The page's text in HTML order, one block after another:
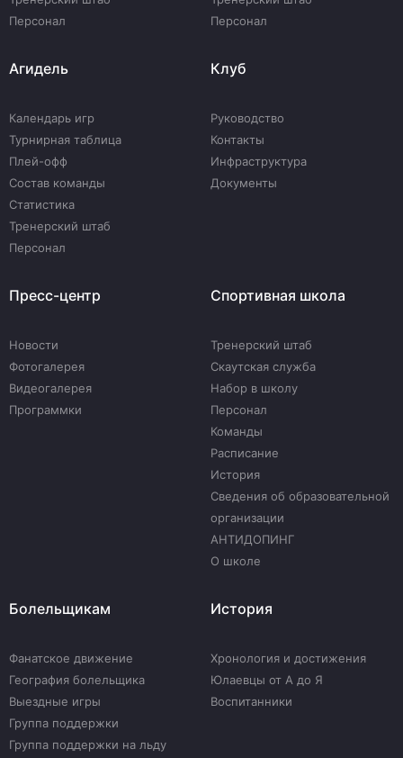
Персонал
Персонал
Агидель
Календарь игр
Турнирная таблица
Плей-офф
Состав команды
Статистика
Тренерский штаб
Персонал
Клуб
Руководство
Контакты
Инфраструктура
Документы
Пресс-центр
Новости
Фотогалерея
Видеогалерея
Программки
Спортивная школа
Тренерский штаб
Скаутская служба
Набор в школу
Персонал
Команды
Расписание
История
Сведения об образовательной
организации
АНТИДОПИНГ
О школе
Болельщикам
Фанатское движение
География болельщика
Выездные игры
Группа поддержки
Группа поддержки на льду
История
Хронология и достижения
Юлаевцы от А до Я
Воспитанники